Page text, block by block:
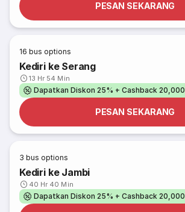
PESAN SEKARANG
16 bus options
Kediri ke Serang
13 Hr 54 Min
Dapatkan Diskon 25% + Cashback 20,000
PESAN SEKARANG
3 bus options
Kediri ke Jambi
40 Hr 40 Min
Dapatkan Diskon 25% + Cashback 20,000